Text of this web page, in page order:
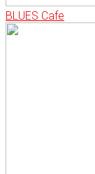
BLUES Cafe